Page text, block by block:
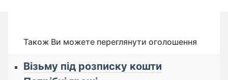
Також Ви можете переглянути оголошення
Візьму під розписку кошти